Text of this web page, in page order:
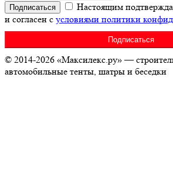
Настоящим
и согласен с условиями политики
© 2014-2026 «Максилекс.ру» —
автомобильные тенты, шатры и беседки